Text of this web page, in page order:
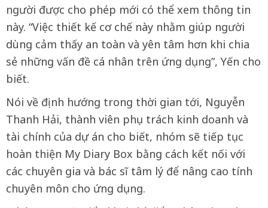
người được cho phép mới có thể xem thông tin
này. “Việc thiết kế cơ chế này nhằm giúp người
dùng cảm thấy an toàn và yên tâm hơn khi chia
sẻ những vấn đề cá nhân trên ứng dụng”, Yến cho
biết.
Nói về định hướng trong thời gian tới, Nguyễn
Thanh Hải, thành viên phụ trách kinh doanh và
tài chính của dự án cho biết, nhóm sẽ tiếp tục
hoàn thiện My Diary Box bằng cách kết nối với
các chuyên gia và bác sĩ tâm lý để nâng cao tính
chuyên môn cho ứng dụng.